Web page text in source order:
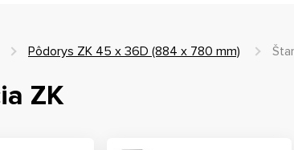
Pôdorys ZK 45 x 36D (884 x 780 mm)
ZK